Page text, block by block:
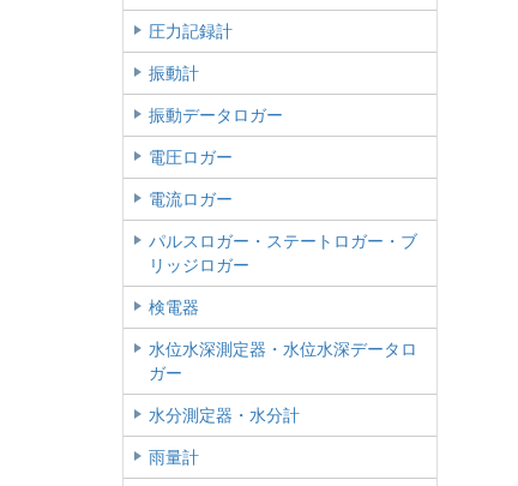
圧力記録計
振動計
振動データロガー
電圧ロガー
電流ロガー
パルスロガー・ステートロガー・ブ
リッジロガー
検電器
水位水深測定器・水位水深データロ
ガー
水分測定器・水分計
雨量計